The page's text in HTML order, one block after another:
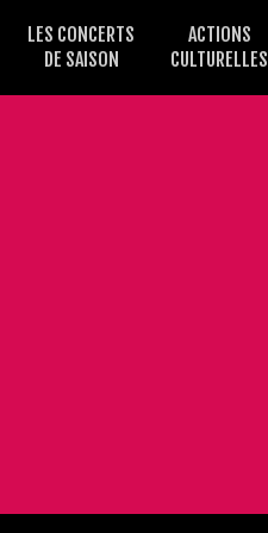
LES CONCERTS
DE SAISON
ACTIONS
CULTURELLES